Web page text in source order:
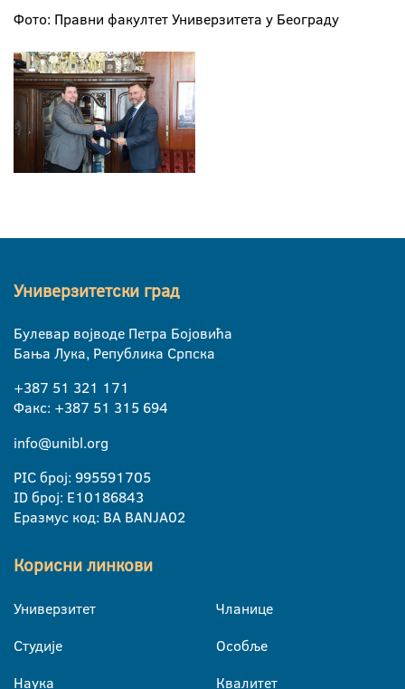
Фото: Правни факултет Универзитета у Београду
Универзитетски град
Булевар војводе Петра Бојовића
Бања Лука, Република Српска
+387 51 321 171
Факс: +387 51 315 694
info@unibl.org
PIC број: 995591705
ID број: E10186843
Еразмус код: BA BANJA02
Корисни линкови
Универзитет
Студије
Наука
Чланице
Особље
Квалитет